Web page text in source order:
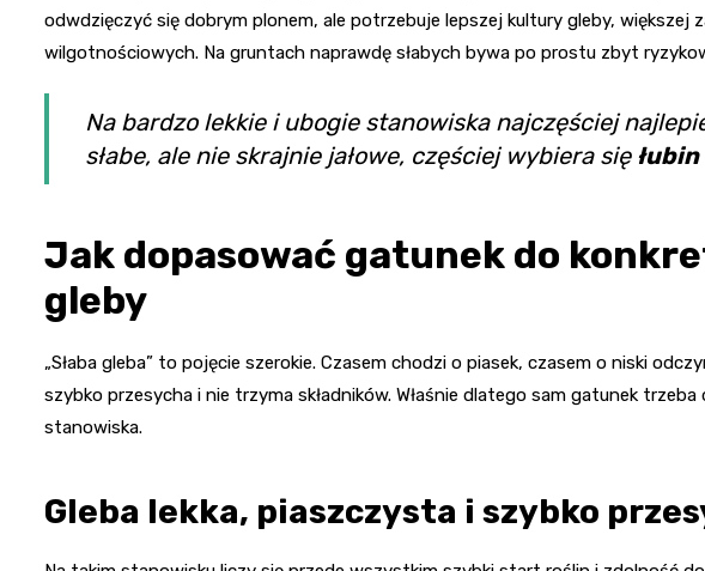
odwdzięczyć się dobrym plonem, ale potrzebuje lepszej kultury gleby, większej
wilgotnościowych. Na gruntach naprawdę słabych bywa po prostu zbyt
Na bardzo lekkie i ubogie stanowiska najczęściej
słabe, ale nie skrajnie jałowe, częściej wybiera się
Jak dopasować gatunek do
gleby
„Słaba gleba” to pojęcie szerokie. Czasem chodzi o piasek, czasem o niski
szybko przesycha i nie trzyma składników. Właśnie dlatego sam gatunek
stanowiska.
Gleba lekka, piaszczysta i szybko